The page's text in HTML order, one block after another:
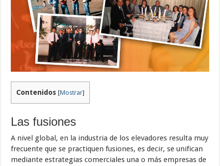
Contenidos [Mostrar]
Las fusiones
A nivel global, en la industria de los elevadores resulta muy
frecuente que se practiquen fusiones, es decir, se unifican
mediante estrategias comerciales una o más empresas de